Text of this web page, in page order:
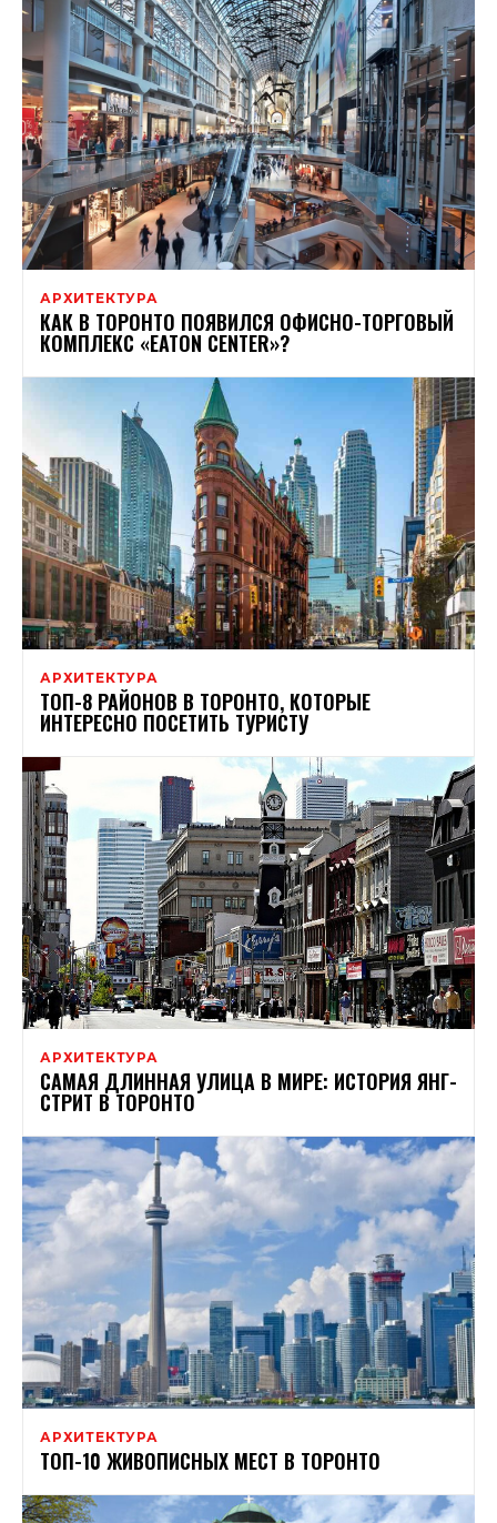
АРХИТЕКТУРА
КАК В ТОРОНТО ПОЯВИЛСЯ ОФИСНО-ТОРГОВЫЙ
КОМПЛЕКС «EATON CENTER»?
АРХИТЕКТУРА
ТОП-8 РАЙОНОВ В ТОРОНТО, КОТОРЫЕ
ИНТЕРЕСНО ПОСЕТИТЬ ТУРИСТУ
АРХИТЕКТУРА
САМАЯ ДЛИННАЯ УЛИЦА В МИРЕ: ИСТОРИЯ ЯНГ-
СТРИТ В ТОРОНТО
АРХИТЕКТУРА
ТОП-10 ЖИВОПИСНЫХ МЕСТ В ТОРОНТО